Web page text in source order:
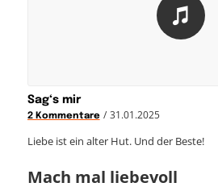
Sag‘s mir
2 Kommentare / 31.01.2025
Liebe ist ein alter Hut. Und der Beste!
Mach mal liebevoll